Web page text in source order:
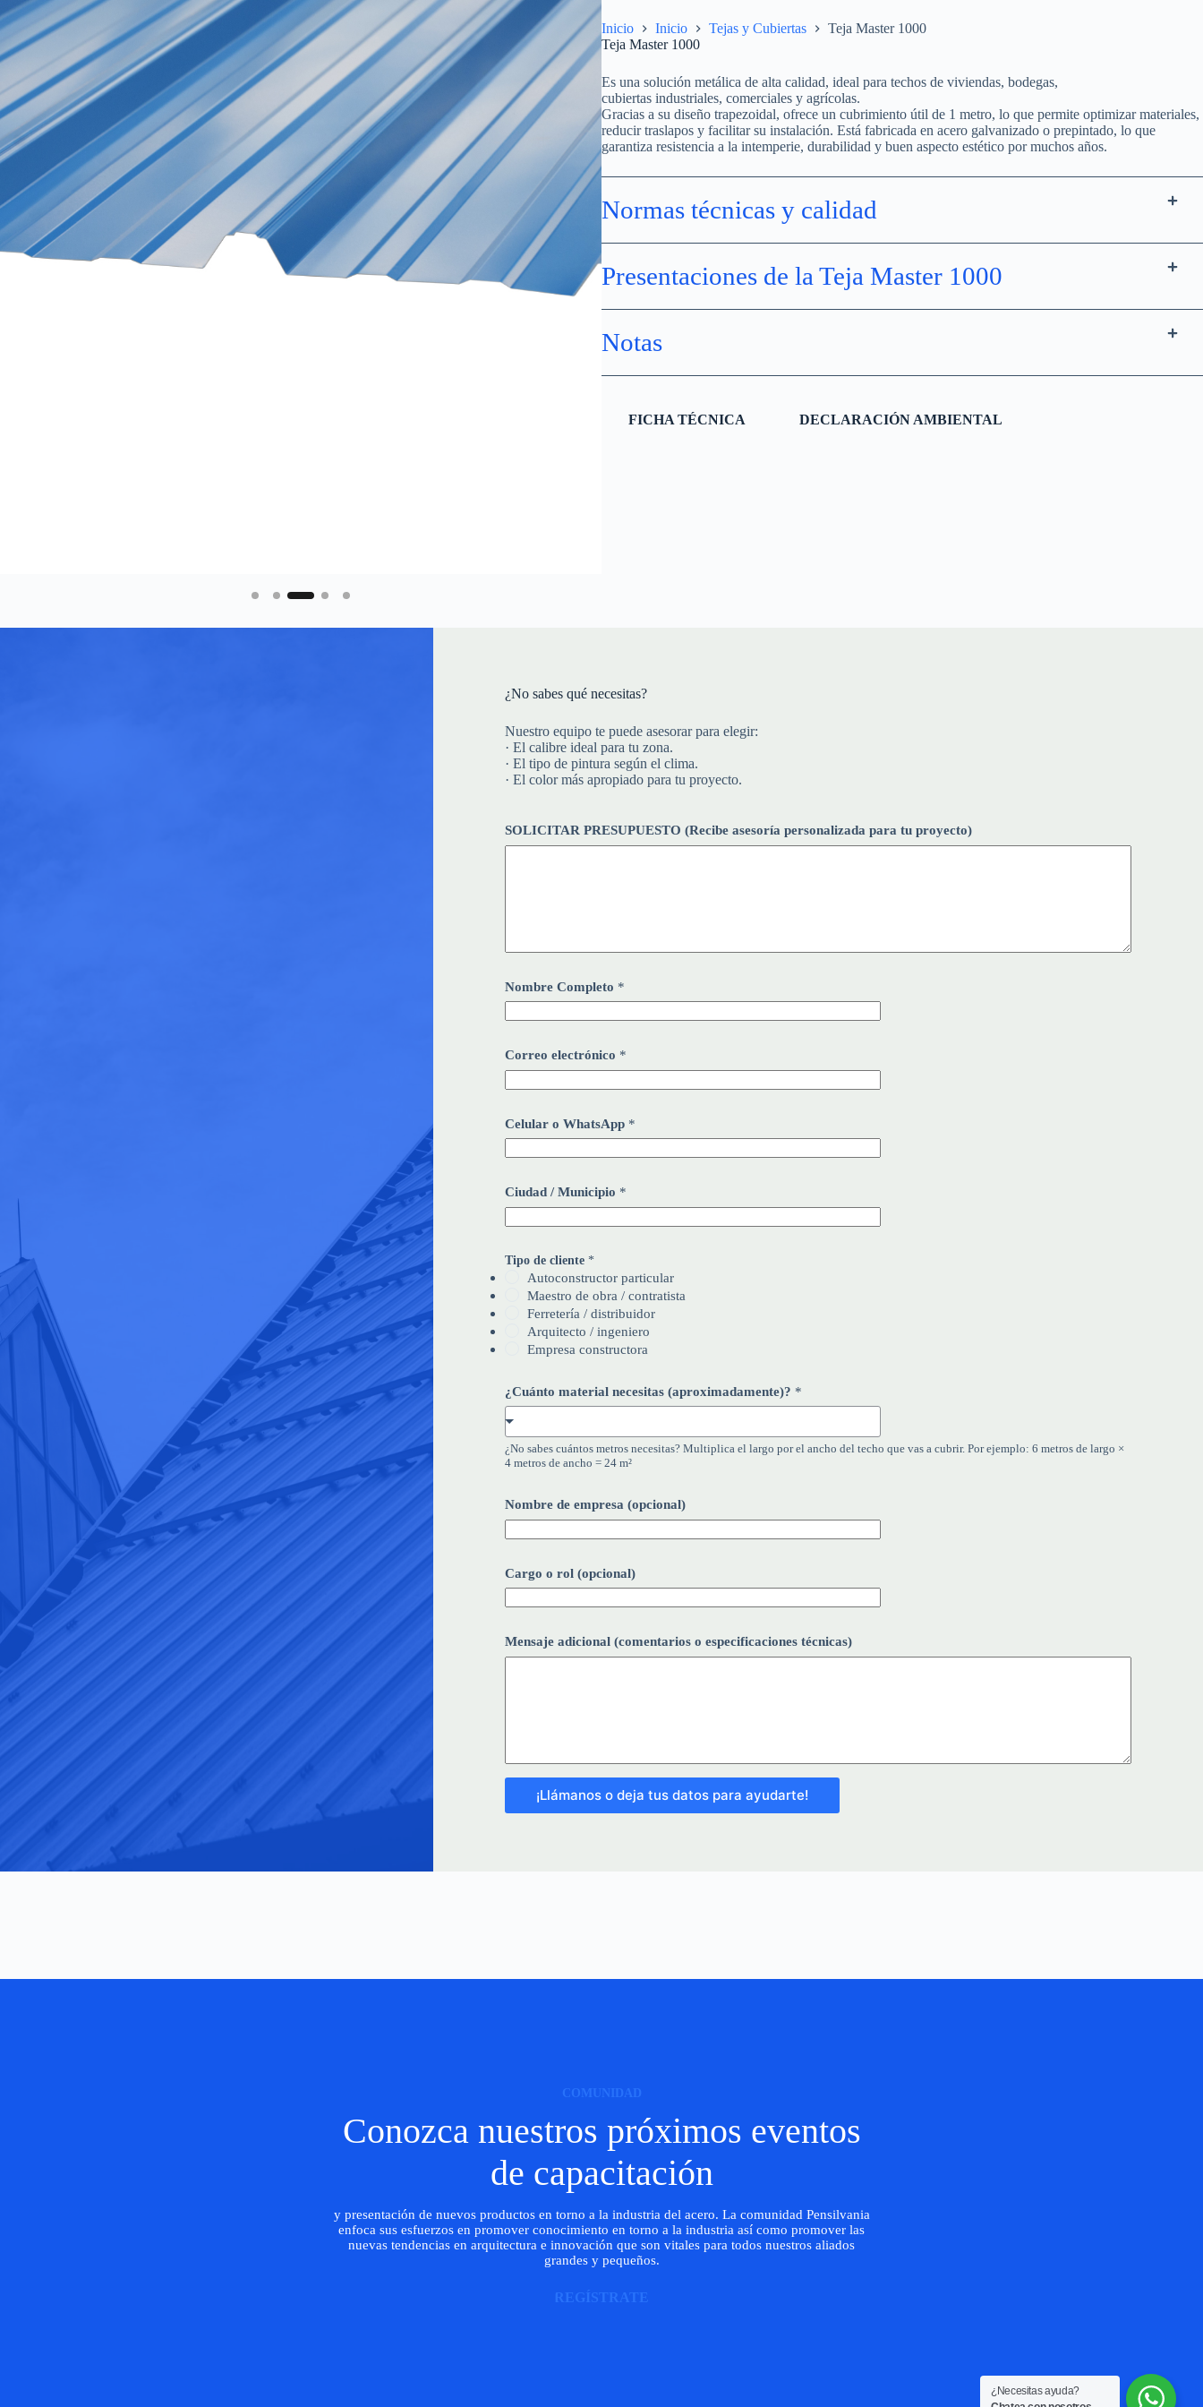
Inicio Inicio Tejas y Cubiertas
Teja Master 1000
Teja Master 1000
Es una solución metálica de alta calidad, ideal para techos de viviendas, bodegas,
cubiertas industriales, comerciales y agrícolas.
Gracias a su diseño trapezoidal, ofrece un cubrimiento útil de 1 metro, lo que permite optimizar materiales,
reducir traslapos y facilitar su instalación. Está fabricada en acero galvanizado o prepintado, lo que
garantiza resistencia a la intemperie, durabilidad y buen aspecto estético por muchos años.
Normas técnicas y calidad
Presentaciones de la Teja Master 1000
Notas
FICHA TÉCNICA DECLARACIÓN AMBIENTAL
¿No sabes qué necesitas?
Nuestro equipo te puede asesorar para elegir:
· El calibre ideal para tu zona.
· El tipo de pintura según el clima.
· El color más apropiado para tu proyecto.
SOLICITAR PRESUPUESTO (Recibe asesoría personalizada para tu proyecto)
Nombre Completo *
Correo electrónico *
Celular o WhatsApp *
Ciudad / Municipio *
Tipo de cliente *
Autoconstructor particular
Maestro de obra / contratista
Ferretería / distribuidor
Arquitecto / ingeniero
Empresa constructora
¿Cuánto material necesitas (aproximadamente)? *
¿No sabes cuántos metros necesitas? Multiplica el largo por el ancho del techo que vas a cubrir. Por ejemplo: 6 metros de largo ×
4 metros de ancho = 24 m²
o
p
c
o
n
*
C
Nombre de empresa (opcional)
Cargo o rol (opcional)
Mensaje adicional (comentarios o especificaciones técnicas)
¡Llámanos o deja tus datos para ayudarte!
COMUNIDAD
Conozca nuestros próximos eventos
de capacitación
y presentación de nuevos productos en torno a la industria del acero. La comunidad Pensilvania
enfoca sus esfuerzos en promover conocimiento en torno a la industria así como promover las
nuevas tendencias en arquitectura e innovación que son vitales para todos nuestros aliados
grandes y pequeños.
REGÍSTRATE
¿Necesitas ayuda?